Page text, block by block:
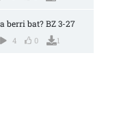
berri bat? BZ 3-27
4 0 1